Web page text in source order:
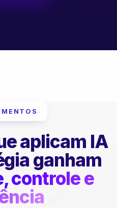
aplicam IA
ganham
controle e